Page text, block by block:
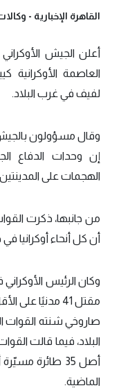
القاهرة الإخبارية -
أعلن الجيش
العاصمة الأوكرانية
لفيف في غرب البلاد.
وقال مسؤولون بالجيش
إن وحدات الدفاع
الهجمات على
من جانبها، ذكرت
أن كل أنحاء أوكرانيا
وكان الرئيس الأوكراني
صاروخي شنته القوات
أصل 35 طائرة
الماضية.